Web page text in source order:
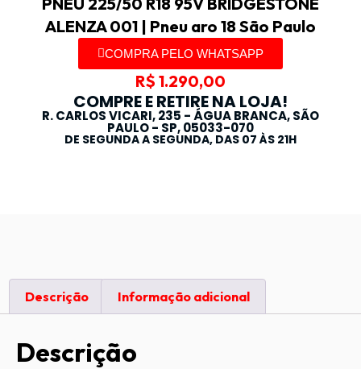
ALENZA 001 | Pneu aro 18 São Paulo
COMPRA PELO WHATSAPP
R$ 1.290,00
COMPRE E RETIRE NA LOJA!
R. CARLOS VICARI, 235 - ÁGUA BRANCA, SÃO
PAULO - SP, 05033-070
DE SEGUNDA A SEGUNDA, DAS 07 ÀS 21H
Descrição Informação adicional
Descrição